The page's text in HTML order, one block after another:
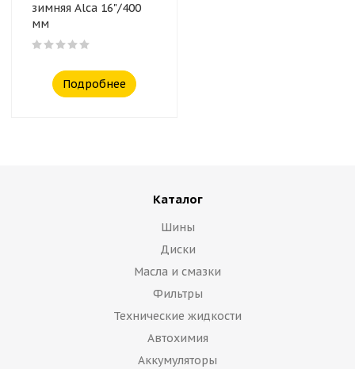
зимняя Alca 16"/400
мм
Подробнее
Каталог
Шины
Диски
Масла и смазки
Фильтры
Технические жидкости
Автохимия
Аккумуляторы